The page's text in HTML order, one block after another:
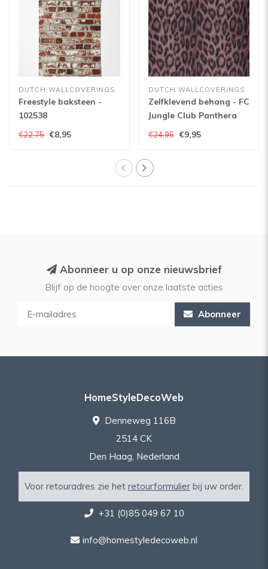
DUTCH WALLCOVERINGS
Freestyle baksteen -
102538
€22,75 €8,95
DUTCH WALLCOVERINGS
Zelfklevend behang - FC
Jungle Club Panthera
€24,95 €9,95
Abonneer u op onze nieuwsbrief
Blijf op de hoogte over onze laatste acties
Abonneer
HomeStyleDecoWeb
Denneweg 116B
2514 CK
Den Haag, Nederland
Voor retouradres zie het retourformulier bij uw order.
+31 (0)85 049 67 10
info@homestyledecoweb.nl